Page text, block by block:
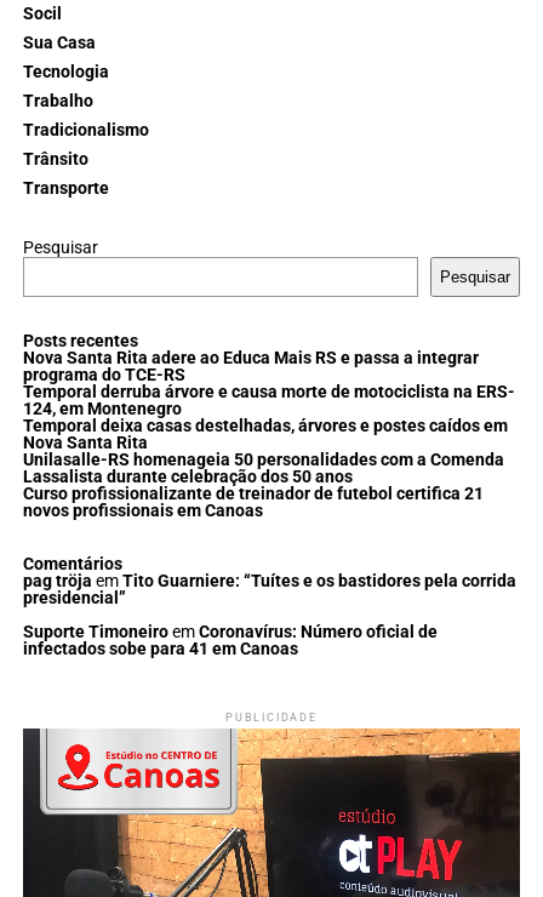
Socil
Sua Casa
Tecnologia
Trabalho
Tradicionalismo
Trânsito
Transporte
Pesquisar
Pesquisar
Posts recentes
Nova Santa Rita adere ao Educa Mais RS e passa a integrar
programa do TCE-RS
Temporal derruba árvore e causa morte de motociclista na ERS-
124, em Montenegro
Temporal deixa casas destelhadas, árvores e postes caídos em
Nova Santa Rita
Unilasalle-RS homenageia 50 personalidades com a Comenda
Lassalista durante celebração dos 50 anos
Curso profissionalizante de treinador de futebol certifica 21
novos profissionais em Canoas
Comentários
pag tröja emTito Guarniere: “Tuítes e os bastidores pela corrida
presidencial”
Suporte TimoneiroemCoronavírus: Número oficial de
infectados sobe para 41 em Canoas
PUBLICIDADE